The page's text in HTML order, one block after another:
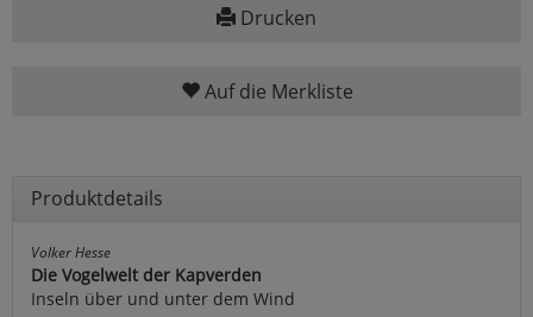
Drucken
Auf die Merkliste
Produktdetails
Volker Hesse
Die Vogelwelt der Kapverden
Inseln über und unter dem Wind